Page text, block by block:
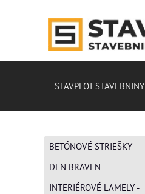
STAVPLOT STAVEBNINY
BETÓNOVÉ STRIEŠKY
DEN BRAVEN
INTERIÉROVÉ LAMELY -